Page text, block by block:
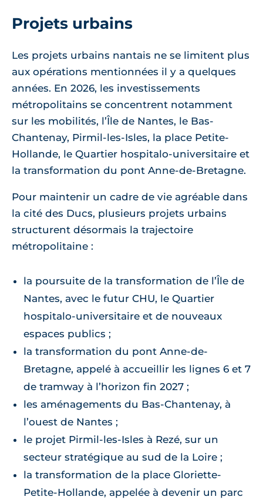
Projets urbains
Les projets urbains nantais ne se limitent plus
aux opérations mentionnées il y a quelques
années. En 2026, les investissements
métropolitains se concentrent notamment
sur les mobilités, l’Île de Nantes, le Bas-
Chantenay, Pirmil-les-Isles, la place Petite-
Hollande, le Quartier hospitalo-universitaire et
la transformation du pont Anne-de-Bretagne.
Pour maintenir un cadre de vie agréable dans
la cité des Ducs, plusieurs projets urbains
structurent désormais la trajectoire
métropolitaine :
la poursuite de la transformation de l’Île de
Nantes, avec le futur CHU, le Quartier
hospitalo-universitaire et de nouveaux
espaces publics ;
la transformation du pont Anne-de-
Bretagne, appelé à accueillir les lignes 6 et 7
de tramway à l’horizon fin 2027 ;
les aménagements du Bas-Chantenay, à
l’ouest de Nantes ;
le projet Pirmil-les-Isles à Rezé, sur un
secteur stratégique au sud de la Loire ;
la transformation de la place Gloriette-
Petite-Hollande, appelée à devenir un parc